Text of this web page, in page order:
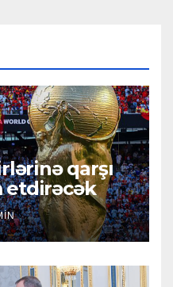
qarşı
etdirəcək